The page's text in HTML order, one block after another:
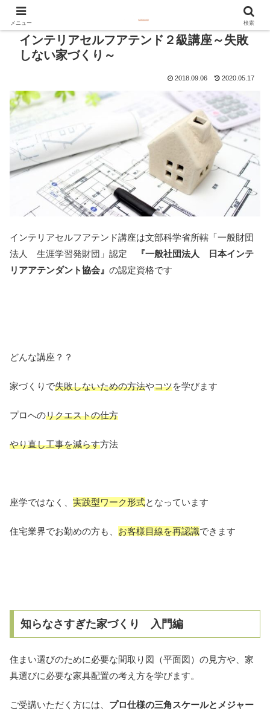
インテリアセルフアテンド２級講座～失敗
しない家づくり～
2018.09.06 2020.05.17
インテリアセルフアテンド講座は文部科学省所轄「一般財団
法人 生涯学習発財団」認定
『一般社団法人 日本インテ
リアアテンダント協会』 の認定資格です
どんな講座？？
家づくりで失敗しないための方法やコツを学びます
プロへのリクエストの仕方
やり直し工事を減らす方法
座学ではなく、 実践型ワーク形式となっています
住宅業界でお勤めの方も、 お客様目線を再認識できます
知らなさすぎた家づくり 入門編
住まい選びのために必要な間取り図（平面図）の見方や、家
具選びに必要な家具配置の考え方を学びます。
ご受講いただく方には、 プロ仕様の三角スケールとメジャー
メニュー 検索